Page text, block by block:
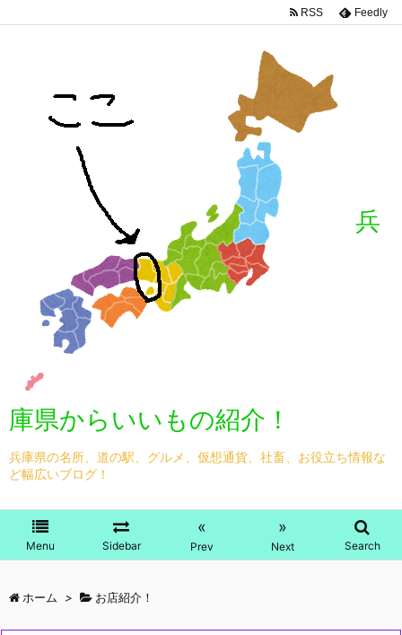
兵
庫県からいいもの紹介！
兵庫県の名所、道の駅、グルメ、仮想通貨、社畜、お役立ち情報な
ど幅広いブログ！
Menu Sidebar
«
Prev
»
Next Search
RSS Feedly
ホーム > お店紹介！